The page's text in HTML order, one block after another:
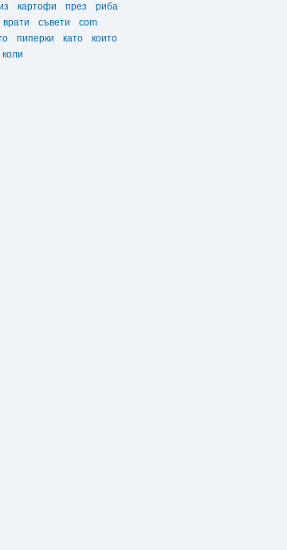
картофи през
риба
врати съвети
com
пиперки като
които
коли